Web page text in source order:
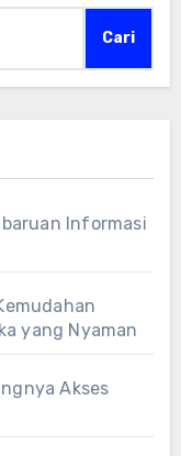
Cari
Informasi
yang Nyaman
Akses